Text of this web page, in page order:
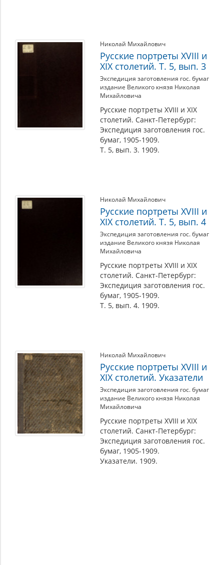
Николай Михайлович
Русские портреты XVIII и
XIX столетий. Т. 5, вып. 3
Экспедиция заготовления гос. бумаг
издание Великого князя Николая
Михайловича
Русские портреты XVIII и XIX
столетий. Санкт-Петербург:
Экспедиция заготовления гос.
бумаг, 1905-1909.
Т. 5, вып. 3. 1909.
Николай Михайлович
Русские портреты XVIII и
XIX столетий. Т. 5, вып. 4
Экспедиция заготовления гос. бумаг
издание Великого князя Николая
Михайловича
Русские портреты XVIII и XIX
столетий. Санкт-Петербург:
Экспедиция заготовления гос.
бумаг, 1905-1909.
Т. 5, вып. 4. 1909.
Николай Михайлович
Русские портреты XVIII и
XIX столетий. Указатели
Экспедиция заготовления гос. бумаг
издание Великого князя Николая
Михайловича
Русские портреты XVIII и XIX
столетий. Санкт-Петербург:
Экспедиция заготовления гос.
бумаг, 1905-1909.
Указатели. 1909.